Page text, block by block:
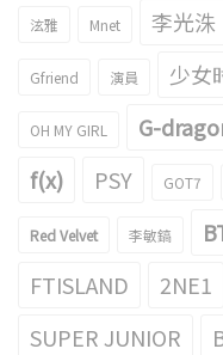
泫雅 Mnet 李光洙
Gfriend 演員 少女
OH MY GIRL G-
f(x) PSY GOT7
Red Velvet 李敏鎬
FTISLAND
2NE1
SUPER JUNIOR